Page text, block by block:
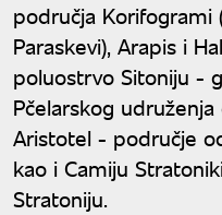
područja Korifogrami
Paraskevi), Arapis i
poluostrvo Sitoniju -
Pčelarskog
Aristotel - područje
kao i Camiju
Stratoniju.